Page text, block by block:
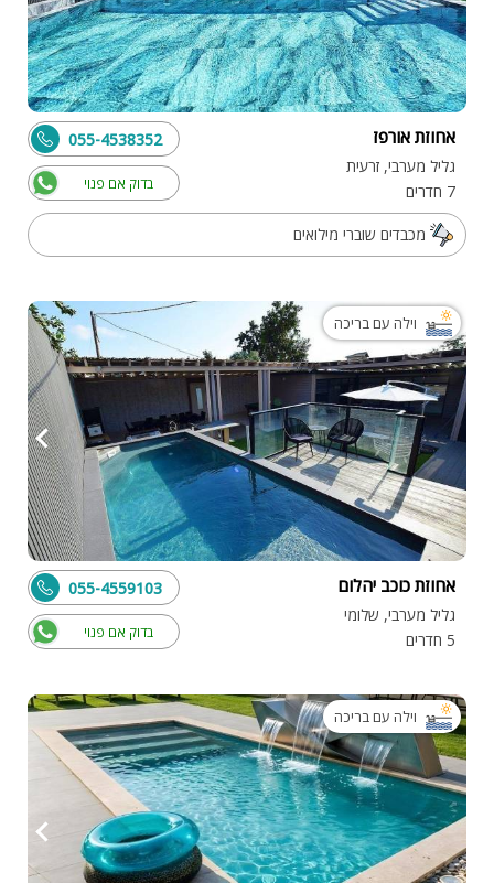
אחוזת אורפז
גליל מערבי, זרעית
7 חדרים
בדוק אם פנוי
055-4538352
מכבדים שוברי מילואים
וילה עם בריכה
אחוזת כוכב יהלום
גליל מערבי, שלומי
5 חדרים
בדוק אם פנוי
055-4559103
וילה עם בריכה